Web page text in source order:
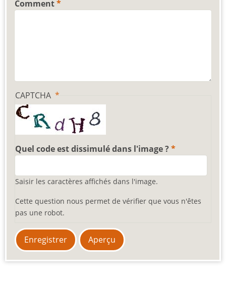
Comment
CAPTCHA
Quel code est dissimulé dans l'image ?
Saisir les caractères affichés dans l'image.
Cette question nous permet de vérifier que vous n'êtes
pas une robot.